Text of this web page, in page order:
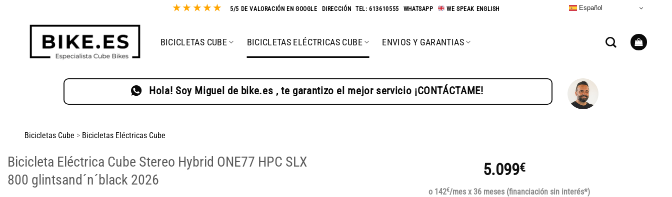
★ ★ ★★★ 5/5 DE VALORACIÓN EN GOOGLE DIRECCIÓN -TEL: 613610555 WHATSAPP WE SPEAK ENGLISH Español
BICICLETAS CUBE BICICLETAS ELÉCTRICAS CUBE ENVIOS Y GARANTIAS
Hola! Soy Miguel de bike.es , te garantizo el mejor servicio ¡CONTÁCTAME!
Bicicletas Cube > Bicicletas Eléctricas Cube
Bicicleta Eléctrica Cube Stereo Hybrid ONE77 HPC SLX
800 glintsand´n´black 2026
5.099€
o 142€/mes x 36 meses (financiación sin interés*)